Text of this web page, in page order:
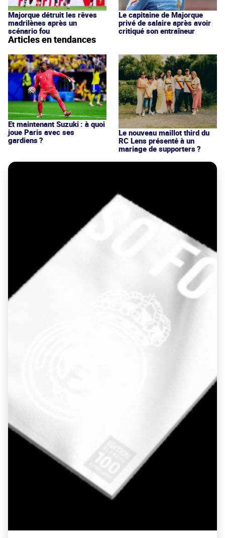
Majorque détruit les rêves
madrilènes après un
scénario fou
Le capitaine de Majorque
privé de salaire après avoir
critiqué son entraîneur
Articles en tendances
Et maintenant Suzuki : à quoi
joue Paris avec ses
gardiens ?
Le nouveau maillot third du
RC Lens présenté à un
mariage de supporters ?